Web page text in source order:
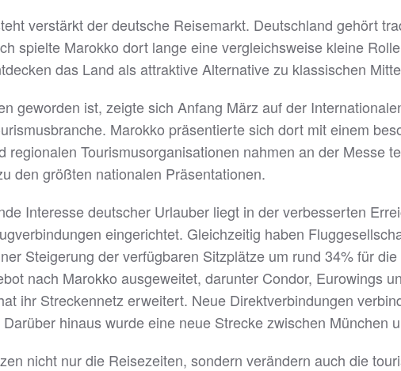
verstärkt der deutsche Reisemarkt. Deutschland gehört
spielte Marokko dort lange eine vergleichsweise kleine
das Land als attraktive Alternative zu klassischen
geworden ist, zeigte sich Anfang März auf der
Marokko präsentierte sich dort mit einem
regionalen Tourismusorganisationen nahmen an der Messe
den größten nationalen Präsentationen.
Interesse deutscher Urlauber liegt in der verbesserten
eingerichtet. Gleichzeitig haben
Steigerung der verfügbaren Sitzplätze um rund 34% für
nach Marokko ausgeweitet, darunter Condor, Eurowings
ihr Streckennetz erweitert. Neue Direktverbindungen
hinaus wurde eine neue Strecke zwischen München
nicht nur die Reisezeiten, sondern verändern auch die